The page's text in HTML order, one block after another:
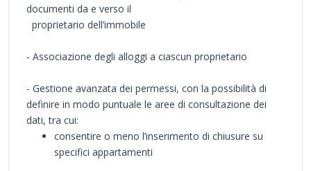
documenti da e verso il
proprietario dell’immobile
- Associazione degli alloggi a ciascun proprietario
- Gestione avanzata dei permessi, con la possibilità di
definire in modo puntuale le aree di consultazione dei
dati, tra cui:
consentire o meno l’inserimento di chiusure su
specifici appartamenti